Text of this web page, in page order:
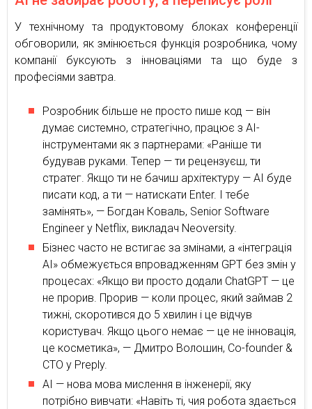
У технічному та продуктовому блоках конференції
обговорили, як змінюється функція розробника, чому
компанії буксують з інноваціями та що буде з
професіями завтра.
Розробник більше не просто пише код — він
думає системно, стратегічно, працює з AI-
інструментами як з партнерами: «Раніше ти
будував руками. Тепер — ти рецензуєш, ти
стратег. Якщо ти не бачиш архітектуру — AI буде
писати код, а ти — натискати Enter. І тебе
замінять», — Богдан Коваль, Senior Software
Engineer у Netflix, викладач Neoversity.
Бізнес часто не встигає за змінами, а «інтеграція
AI» обмежується впровадженням GPT без змін у
процесах: «Якщо ви просто додали ChatGPT — це
не прорив. Прорив — коли процес, який займав 2
тижні, скоротився до 5 хвилин і це відчув
користувач. Якщо цього немає — це не інновація,
це косметика», — Дмитро Волошин, Co-founder &
CTO у Preply.
AI — нова мова мислення в інженерії, яку
потрібно вивчати: «Навіть ті, чия робота здається